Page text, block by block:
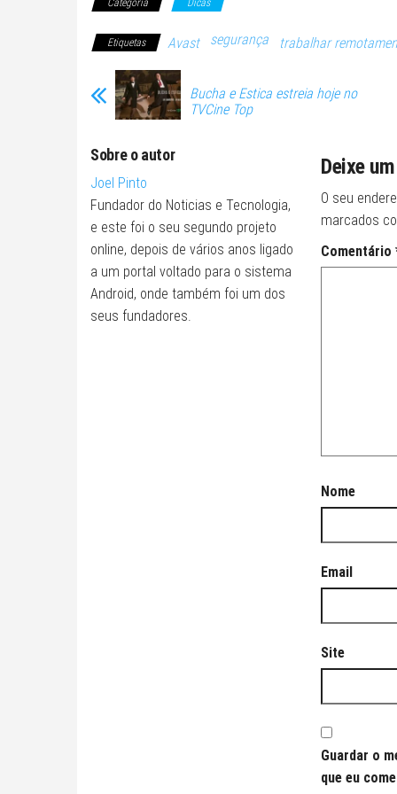
Categoria Dicas
Etiquetas Avast segurança trabalhar
Bucha e Estica estreia hoje no
TVCine Top
Sobre o autor
Joel Pinto
Fundador do Noticias e Tecnologia,
e este foi o seu segundo projeto
online, depois de vários anos ligado
a um portal voltado para o sistema
Android, onde também foi um dos
seus fundadores.
Deixe
O seu
marcados
Comentário
Nome
Email
Site
Guardar o
que eu